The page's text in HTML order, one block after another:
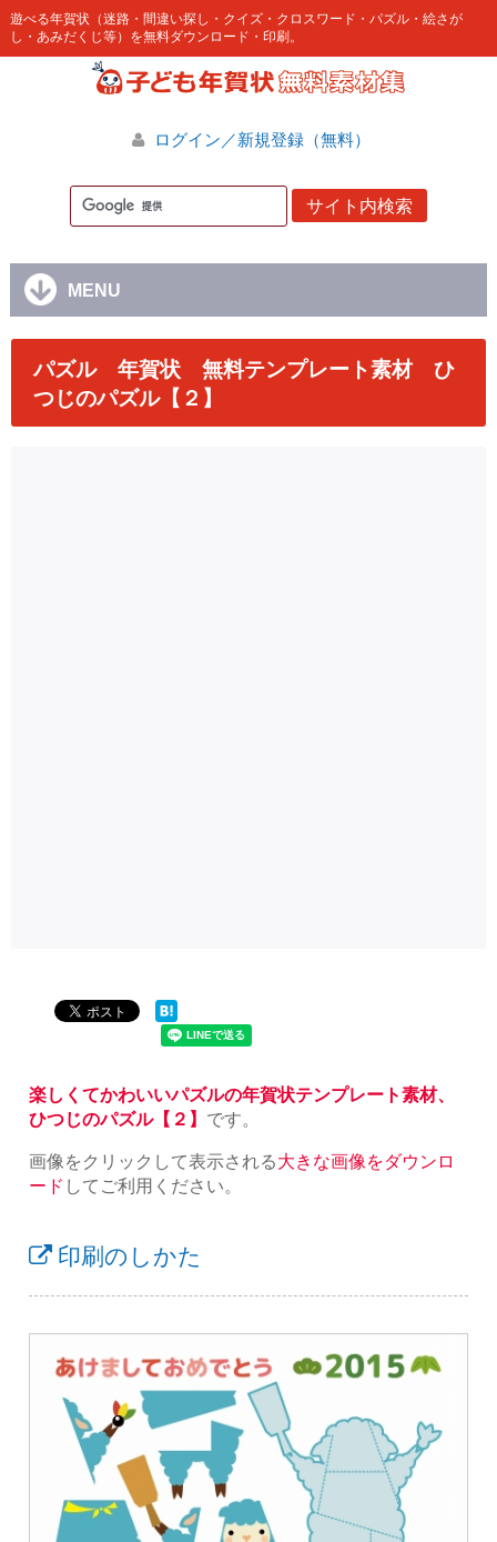
遊べる年賀状（迷路・間違い探し・クイズ・クロスワード・パズル・絵さが
し・あみだくじ等）を無料ダウンロード・印刷。
ログイン／新規登録（無料）
MENU
パズル 年賀状 無料テンプレート素材 ひ
つじのパズル【２】
楽しくてかわいいパズルの年賀状テンプレート素材、
ひつじのパズル【２】 です。
画像をクリックして表示される大きな画像をダウンロ
ード してご利用ください。
印刷のしかた